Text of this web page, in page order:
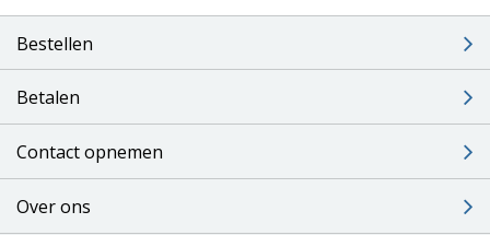
Bestellen
Betalen
Contact opnemen
Over ons